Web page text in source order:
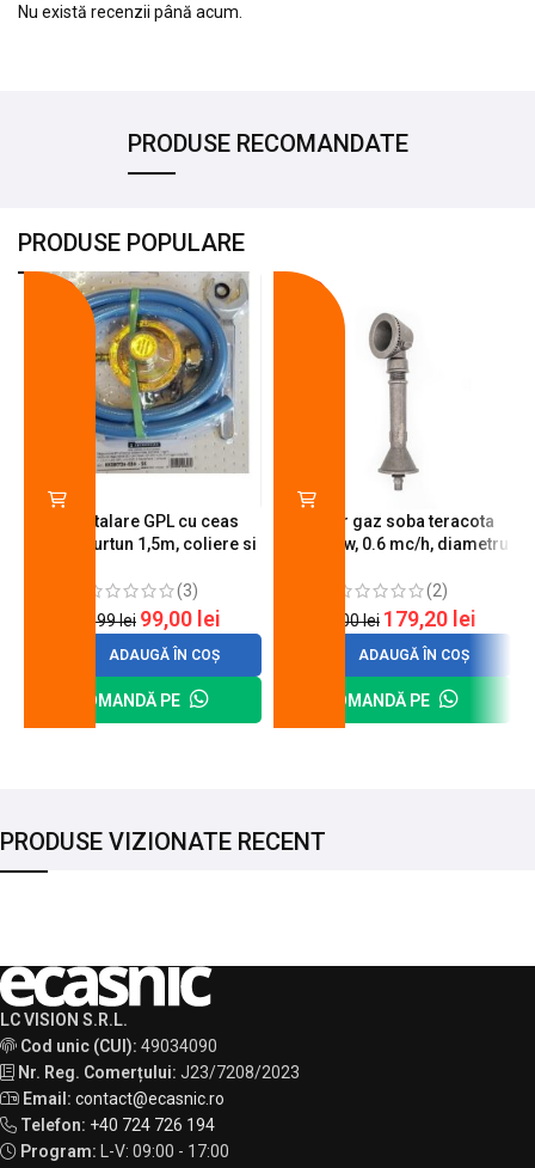
Nu există recenzii până acum.
PRODUSE RECOMANDATE
PRODUSE POPULARE
Kit instalare GPL cu ceas
butelie, furtun 1,5m, coliere si
(3)
120,99lei 99,00 lei
ADAUGĂ ÎN COȘ
COMANDĂ PE
Arzator gaz soba teracota
A600, 6 kw, 0.6 mc/h, diametru
(2)
200,00lei 179,20 lei
ADAUGĂ ÎN COȘ
COMANDĂ PE
PRODUSE VIZIONATE RECENT
LC VISION S.R.L.
Cod unic (CUI): 49034090
Nr. Reg. Comerțului: J23/7208/2023
Email: contact@ecasnic.ro
Telefon: +40 724 726 194
Program:
L-V: 09:00 - 17:00